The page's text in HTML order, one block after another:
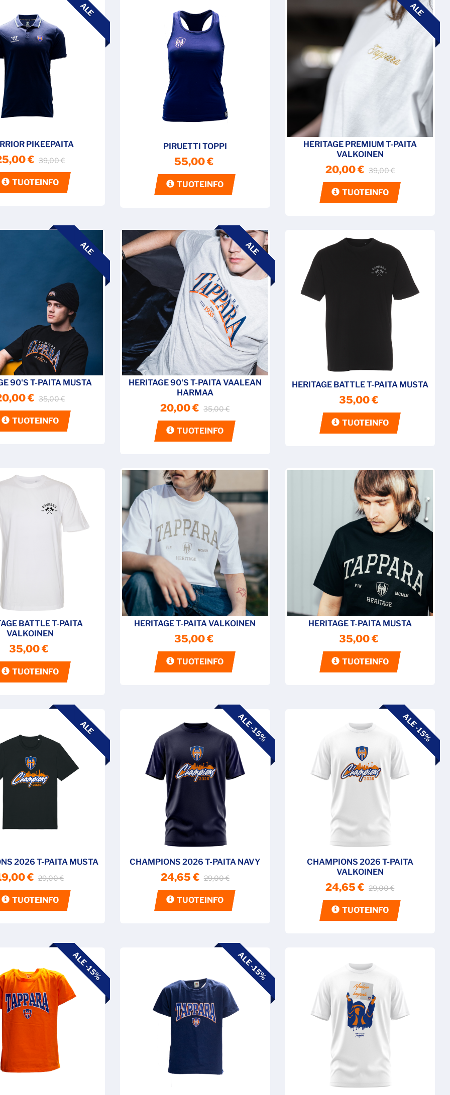
ALE
PIKEEPAITA
€ 39,00 €
TUOTEINFO
PIRUETTI TOPPI
55,00 €
TUOTEINFO
ALE
HERITAGE PREMIUM T-PAITA
VALKOINEN
20,00 € 39,00 €
TUOTEINFO
ALE
90'S T-PAITA MUSTA
€ 35,00 €
TUOTEINFO
ALE
HERITAGE 90'S T-PAITA VAALEAN
HARMAA
20,00 € 35,00 €
TUOTEINFO
HERITAGE BATTLE T-PAITA MUSTA
35,00 €
TUOTEINFO
BATTLE T-PAITA
VALKOINEN
35,00 €
TUOTEINFO
HERITAGE T-PAITA VALKOINEN
35,00 €
TUOTEINFO
HERITAGE T-PAITA MUSTA
35,00 €
TUOTEINFO
ALE
2026 T-PAITA MUSTA
€ 29,00 €
TUOTEINFO
ALE -15%
CHAMPIONS 2026 T-PAITA NAVY
24,65 € 29,00 €
TUOTEINFO
ALE -15%
CHAMPIONS 2026 T-PAITA
VALKOINEN
24,65 € 29,00 €
TUOTEINFO
ALE -15% ALE -15%